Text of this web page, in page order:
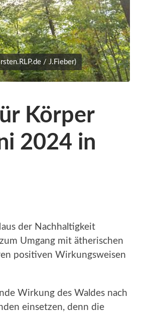
/ J.Fieber)
Körper
2024 in
der Nachhaltigkeit
Umgang mit ätherischen
positiven Wirkungsweisen
Wirkung des Waldes nach
einsetzen, denn die